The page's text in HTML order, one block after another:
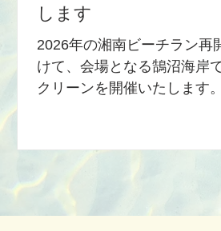
します
2026年の湘南ビーチラン再
けて、会場となる鵠沼海岸
クリーンを開催いたします